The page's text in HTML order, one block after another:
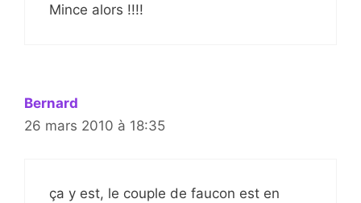
Mince alors !!!!
Bernard
26 mars 2010 à 18:35
ça y est, le couple de faucon est en